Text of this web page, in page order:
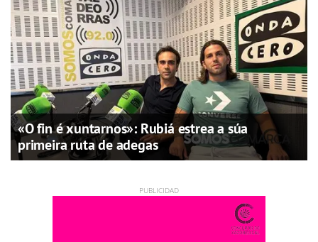
«O fin é xuntarnos»: Rubiá estrea a súa
primeira ruta de adegas